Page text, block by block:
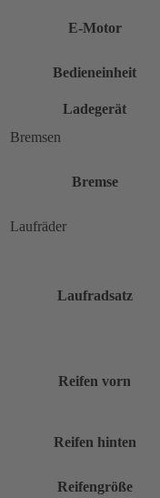
E-Motor
Bedieneinheit
Ladegerät
Bremsen
Bremse
Laufräder
Laufradsatz
Reifen vorn
Reifen hinten
Reifengröße